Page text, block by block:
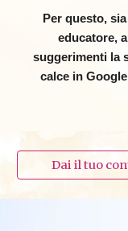
Per questo,
educatore,
suggerimenti la
calce in
Dai il tuo